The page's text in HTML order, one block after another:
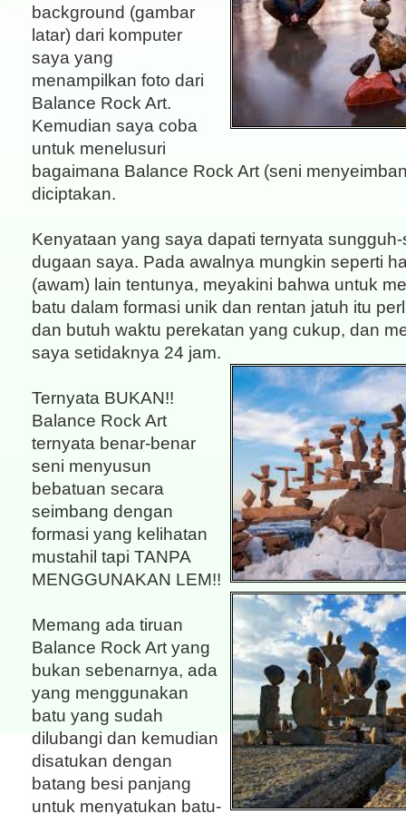
background (gambar
latar) dari komputer
saya yang
menampilkan foto dari
Balance Rock Art.
Kemudian saya coba
untuk menelusuri
bagaimana Balance Rock Art (seni
diciptakan.
Kenyataan yang saya dapati ternyata
dugaan saya. Pada awalnya mungkin seperti
(awam) lain tentunya, meyakini bahwa untuk
batu dalam formasi unik dan rentan jatuh itu
dan butuh waktu perekatan yang cukup, dan
saya setidaknya 24 jam.
Ternyata BUKAN!!
Balance Rock Art
ternyata benar-benar
seni menyusun
bebatuan secara
seimbang dengan
formasi yang kelihatan
mustahil tapi TANPA
MENGGUNAKAN LEM!!
Memang ada tiruan
Balance Rock Art yang
bukan sebenarnya, ada
yang menggunakan
batu yang sudah
dilubangi dan kemudian
disatukan dengan
batang besi panjang
untuk menyatukan batu-